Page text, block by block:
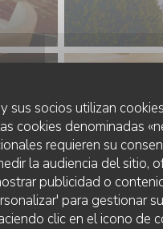
sus socios utilizan
cookies denominadas
requieren su
la audiencia del sitio,
publicidad o
para gestionar
clic en el icono de